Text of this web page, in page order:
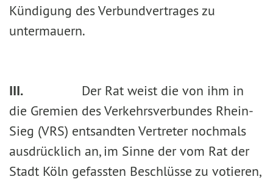
Kündigung des Verbundvertrages zu
untermauern.
III. Der Rat weist die von ihm in
die Gremien des Verkehrsverbundes Rhein-
Sieg (VRS) entsandten Vertreter nochmals
ausdrücklich an, im Sinne der vom Rat der
Stadt Köln gefassten Beschlüsse zu votieren,